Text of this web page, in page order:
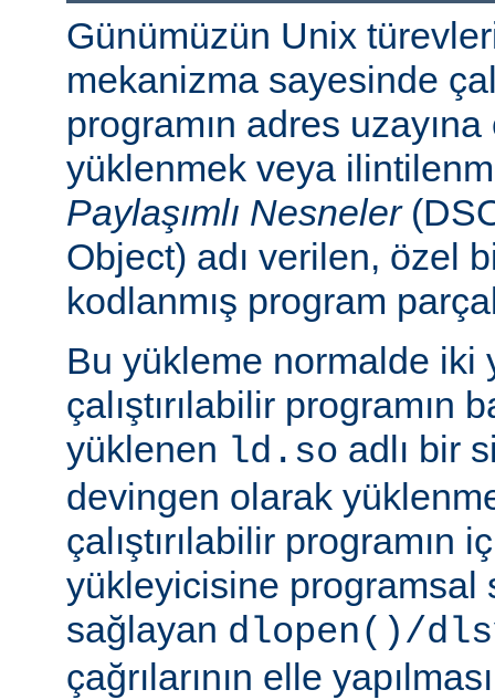
Günümüzün Unix
mekanizma sayesinde
programın adres uzayına
yüklenmek veya
Paylaşımlı Nesneler
Object) adı verilen, özel
kodlanmış program
Bu yükleme normalde iki
çalıştırılabilir programın
yüklenen ld.so adlı bir
devingen olarak
çalıştırılabilir programın
yükleyicisine programsal
sağlayan dlopen()/
çağrılarının elle